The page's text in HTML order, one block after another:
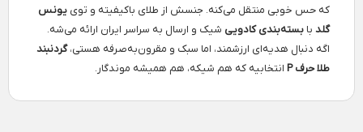
که حس خوبی منتقل می‌کنه. جنسش از طلای باکیفیته و توی یونس
گلد با بسته‌بندی کادویی شیک و ارسال به سراسر ایران ارائه می‌شه.
اگه دنبال هدیه‌ای ارزشمند، اما سبک و مقرون‌به‌صرفه هستی،گردنبند
طلا حرف P
انتخابیه که هم شیکه، هم همیشه موندگار.